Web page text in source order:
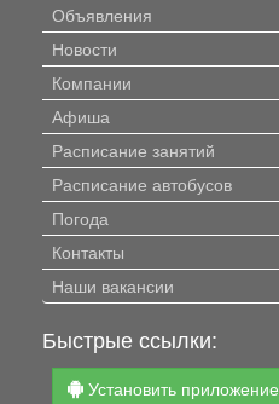
Объявления
Новости
Компании
Афиша
Расписание занятий
Расписание автобусов
Погода
Контакты
Наши вакансии
Быстрые ссылки:
Установить приложение